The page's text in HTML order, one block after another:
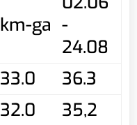
km-ga -
24.08
33.0
36.3
32.0
35,2